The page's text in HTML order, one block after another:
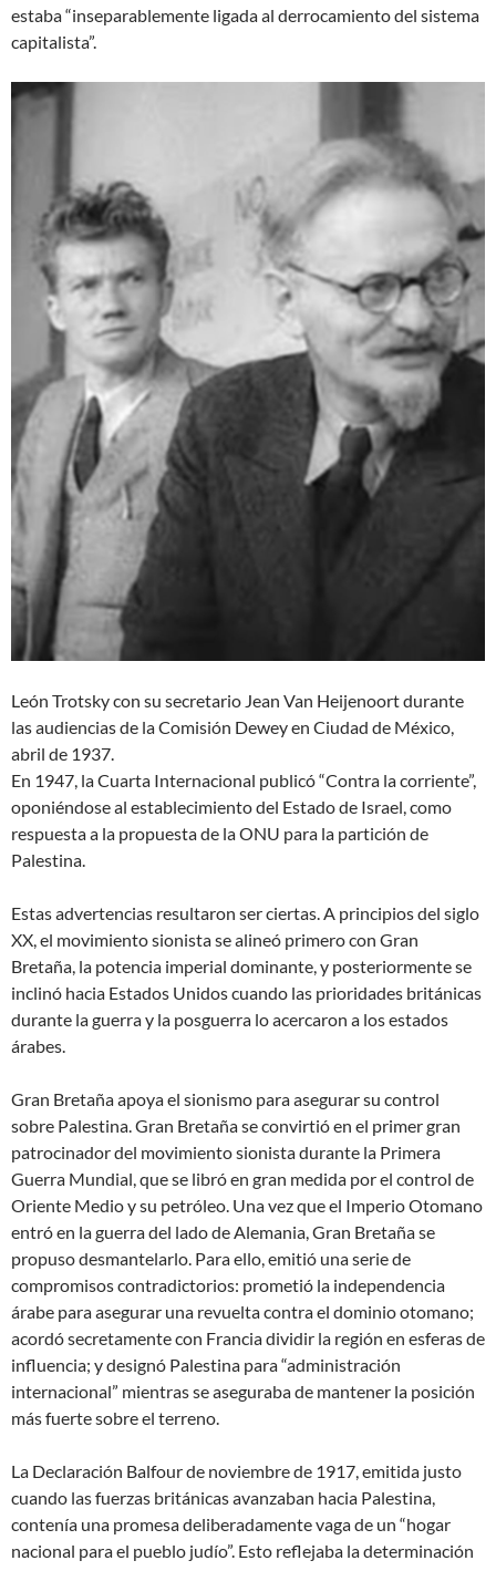
estaba “inseparablemente ligada al derrocamiento del sistema
capitalista”.
León Trotsky con su secretario Jean Van Heijenoort durante
las audiencias de la Comisión Dewey en Ciudad de México,
abril de 1937.
En 1947, la Cuarta Internacional publicó “Contra la corriente”,
oponiéndose al establecimiento del Estado de Israel, como
respuesta a la propuesta de la ONU para la partición de
Palestina.
Estas advertencias resultaron ser ciertas. A principios del siglo
XX, el movimiento sionista se alineó primero con Gran
Bretaña, la potencia imperial dominante, y posteriormente se
inclinó hacia Estados Unidos cuando las prioridades británicas
durante la guerra y la posguerra lo acercaron a los estados
árabes.
Gran Bretaña apoya el sionismo para asegurar su control
sobre Palestina. Gran Bretaña se convirtió en el primer gran
patrocinador del movimiento sionista durante la Primera
Guerra Mundial, que se libró en gran medida por el control de
Oriente Medio y su petróleo. Una vez que el Imperio Otomano
entró en la guerra del lado de Alemania, Gran Bretaña se
propuso desmantelarlo. Para ello, emitió una serie de
compromisos contradictorios: prometió la independencia
árabe para asegurar una revuelta contra el dominio otomano;
acordó secretamente con Francia dividir la región en esferas de
influencia; y designó Palestina para “administración
internacional” mientras se aseguraba de mantener la posición
más fuerte sobre el terreno.
La Declaración Balfour de noviembre de 1917, emitida justo
cuando las fuerzas británicas avanzaban hacia Palestina,
contenía una promesa deliberadamente vaga de un “hogar
nacional para el pueblo judío”. Esto reflejaba la determinación